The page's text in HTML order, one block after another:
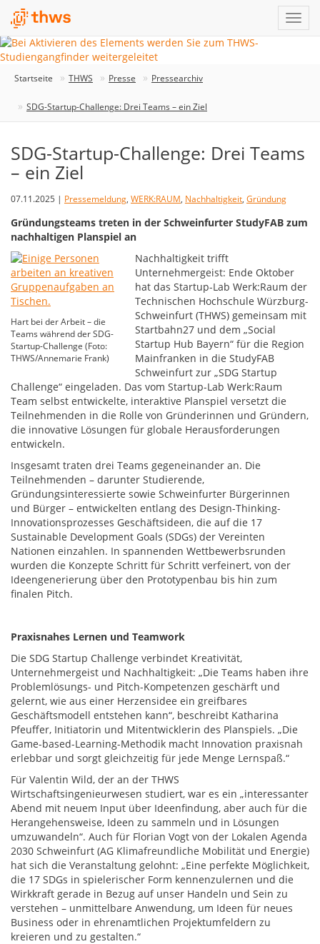
Startseite THWS Presse Pressearchiv
SDG-Startup-Challenge: Drei Teams – ein Ziel
SDG-Startup-Challenge: Drei Teams
– ein Ziel
07.11.2025 | Pressemeldung, WERK:RAUM, Nachhaltigkeit, Gründung
Gründungsteams treten in der Schweinfurter StudyFAB zum
nachhaltigen Planspiel an
Hart bei der Arbeit – die
Teams während der SDG-
Startup-Challenge (Foto:
THWS/Annemarie Frank)
Nachhaltigkeit trifft
Unternehmergeist: Ende Oktober
hat das Startup-Lab Werk:Raum der
Technischen Hochschule Würzburg-
Schweinfurt (THWS) gemeinsam mit
Startbahn27 und dem „Social
Startup Hub Bayern“ für die Region
Mainfranken in die StudyFAB
Schweinfurt zur „SDG Startup
Challenge“ eingeladen. Das vom Startup-Lab Werk:Raum
Team selbst entwickelte, interaktive Planspiel versetzt die
Teilnehmenden in die Rolle von Gründerinnen und Gründern,
die innovative Lösungen für globale Herausforderungen
entwickeln.
Insgesamt traten drei Teams gegeneinander an. Die
Teilnehmenden – darunter Studierende,
Gründungsinteressierte sowie Schweinfurter Bürgerinnen
und Bürger – entwickelten entlang des Design-Thinking-
Innovationsprozesses Geschäftsideen, die auf die 17
Sustainable Development Goals (SDGs) der Vereinten
Nationen einzahlen. In spannenden Wettbewerbsrunden
wurden die Konzepte Schritt für Schritt verfeinert, von der
Ideengenerierung über den Prototypenbau bis hin zum
finalen Pitch.
Praxisnahes Lernen und Teamwork
Die SDG Startup Challenge verbindet Kreativität,
Unternehmergeist und Nachhaltigkeit: „Die Teams haben ihre
Problemlösungs- und Pitch-Kompetenzen geschärft und
gelernt, wie aus einer Herzensidee ein greifbares
Geschäftsmodell entstehen kann“, beschreibt Katharina
Pfeuffer, Initiatorin und Mitentwicklerin des Planspiels. „Die
Game-based-Learning-Methodik macht Innovation praxisnah
erlebbar und sorgt gleichzeitig für jede Menge Lernspaß.“
Für Valentin Wild, der an der THWS
Wirtschaftsingenieurwesen studiert, war es ein „interessanter
Abend mit neuem Input über Ideenfindung, aber auch für die
Herangehensweise, Ideen zu sammeln und in Lösungen
umzuwandeln“. Auch für Florian Vogt von der Lokalen Agenda
2030 Schweinfurt (AG Klimafreundliche Mobilität und Energie)
hat sich die Veranstaltung gelohnt: „Eine perfekte Möglichkeit,
die 17 SDGs in spielerischer Form kennenzulernen und die
Wirkkraft gerade in Bezug auf unser Handeln und Sein zu
verstehen – unmittelbare Anwendung, um Ideen für neues
Business oder in ehrenamtlichen Projektumfeldern zu
kreieren und zu gestalten.“